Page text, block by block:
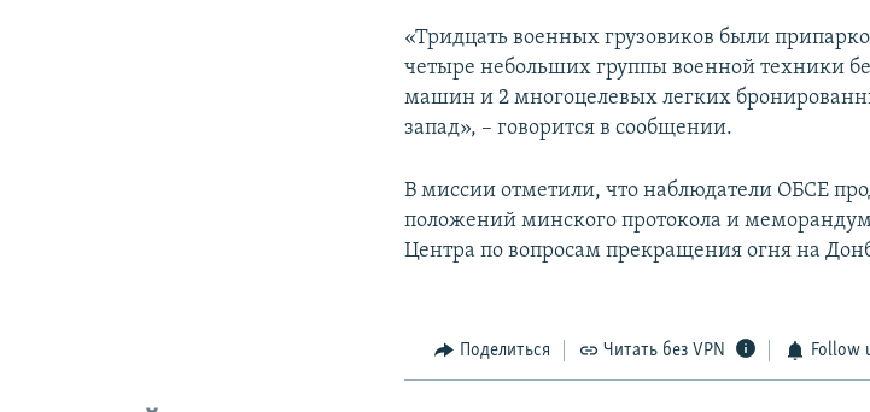
«Тридцать военных грузовиков были
четыре небольших группы военной техники
машин и 2 многоцелевых легких
запад», – говорится в сообщении.
В миссии отметили, что наблюдатели ОБСЕ
положений минского протокола и
Центра по вопросам прекращения огня на
Поделиться Читать без VPN Follow